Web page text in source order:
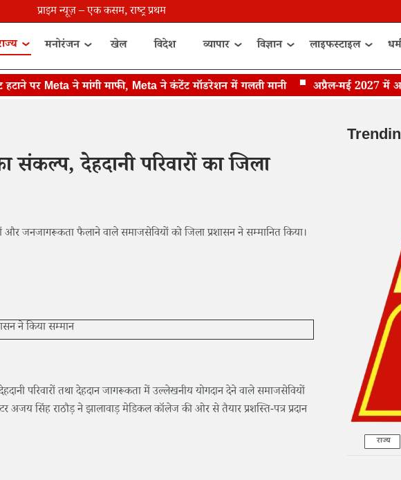
प्राइम न्यूज़ – एक कसम, राष्ट्र प्रथम
मनोरंजन खेल विदेश व्यापार विज्ञान लाइफस्टाइल
पर Meta ने मांगी माफी, Meta ने कंटेंट मॉडरेशन में गलती मानी अप्रैल-मई 2027 में आएंगे
देहदानी परिवारों का जिला
और जनजागरूकता फैलाने वाले समाजसेवियों को जिला प्रशासन ने सम्मानित किया।
परिवारों तथा देहदान जागरूकता में उल्लेखनीय योगदान देने वाले समाजसेवियों
सिंह राठौड़ ने झालावाड़ मेडिकल कॉलेज की ओर से तैयार प्रशस्ति-पत्र प्रदान
राज्य